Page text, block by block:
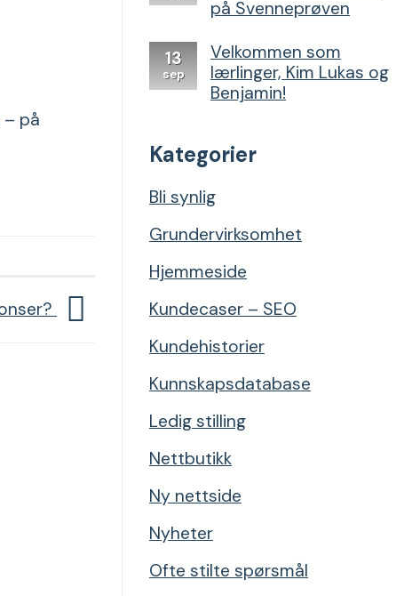
– på
&
på Svenneprøven
13
sep
Velkommen som
lærlinger, Kim Lukas og
Benjamin!
Kategorier
Bli synlig
Grundervirksomhet
Hjemmeside
Kundecaser – SEO
Kundehistorier
Kunnskapsdatabase
Ledig stilling
Nettbutikk
Ny nettside
Nyheter
Ofte stilte spørsmål